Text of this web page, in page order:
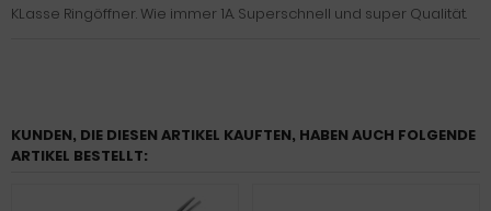
KLasse Ringöffner. Wie immer 1A. Superschnell und super Qualität.
KUNDEN, DIE DIESEN ARTIKEL KAUFTEN, HABEN AUCH FOLGENDE
ARTIKEL BESTELLT: